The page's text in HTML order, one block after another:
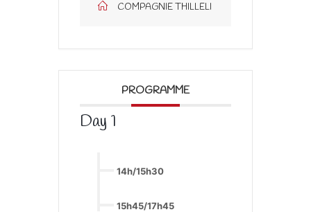
COMPAGNIE THILLELI
PROGRAMME
Day 1
14h/15h30
15h45/17h45